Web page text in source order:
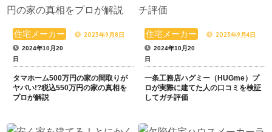
住宅メーカー 2023年9月8日
2024年10月20
日
タマホーム500万円の家の間取りが
ヤバい!?税込550万円の家の真相を
プロが解説
住宅メーカー 2023年9月4日
2024年10月20
日
一条工務店ハグミー（HUGme）プ
ロが実際に建てた人の口コミを検証
してガチ評価